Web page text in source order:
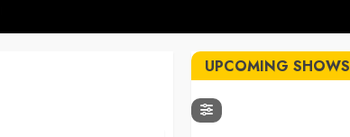
UPCOMING SHOWS